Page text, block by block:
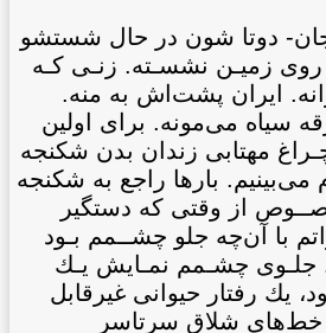
دوتا شون در حال شستشو
زميـن نشسـته. زنـی کـه
ايران پشت‌اش به منه.
سياه می‌مونه. برای اولين
مهتابی زندان بدن شكنجه
بارها راجع به شكنجه
از وقتی که دستگير
با آن‌چه جلو چشــمم بـود
جلـوی چشـمم نمـايش يـك
يك رفتار حيوانی غيرقابل
خط‌های شلاق سرتاسر